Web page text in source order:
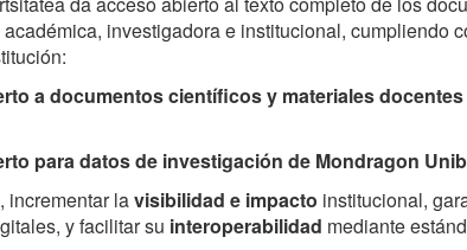
investigadora e institucional, cumpliendo
a documentos científicos y materiales
para datos de investigación de Mondragon
, incrementar lavisibilidad e impacto institucional,
y facilitar su interoperabilidad mediante